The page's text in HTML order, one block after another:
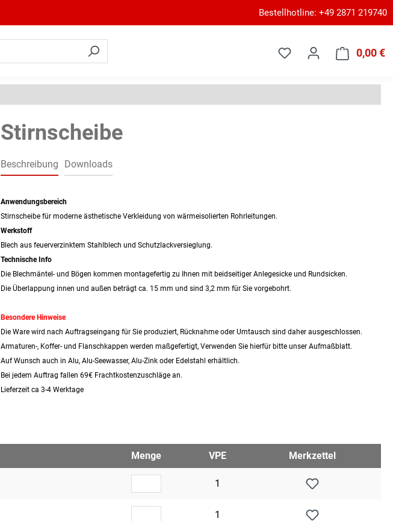
Bestellhotline: +49 2871 219740
0,00 €
Stirnscheibe
Beschreibung Downloads
Anwendungsbereich
Stirnscheibe für moderne ästhetische Verkleidung von wärmeisolierten Rohrleitungen.
Werkstoff
Blech aus feuerverzinktem Stahlblech und Schutzlackversieglung.
Technische Info
Die Blechmäntel- und Bögen kommen montagefertig zu Ihnen mit beidseitiger Anlegesicke und Rundsicken.
Die Überlappung innen und außen beträgt ca. 15 mm und sind 3,2 mm für Sie vorgebohrt.
Besondere Hinweise
Die Ware wird nach Auftragseingang für Sie produziert, Rücknahme oder Umtausch sind daher ausgeschlossen.
Armaturen-, Koffer- und Flanschkappen werden maßgefertigt, Verwenden Sie hierfür bitte unser Aufmaßblatt.
Auf Wunsch auch in Alu, Alu-Seewasser, Alu-Zink oder Edelstahl erhältlich.
Bei jedem Auftrag fallen 69€ Frachtkostenzuschläge an.
Lieferzeit ca 3-4 Werktage
Menge VPE Merkzettel
1
1